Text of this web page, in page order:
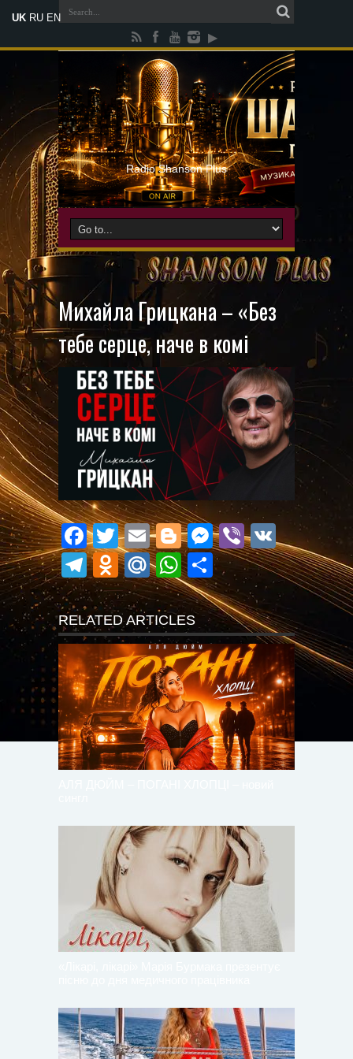
Radio Shanson Plus
Михайла Грицкана – «Без
тебе серце, наче в комі
Facebook
Twitter
EmailBlogger
Messenger
Viber
VK
Telegram
Odnoklassniki
Mail.Ru
WhatsApp
Поділитися
RELATED ARTICLES
UK RU EN